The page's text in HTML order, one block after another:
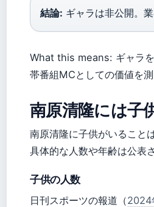
結論: ギャラは非公開。
What this means: ギャラ
帯番組MCとしての価値を
南原清隆には子
南原清隆に子供がいること
具体的な人数や年齢は公表
子供の人数
日刊スポーツの報道（2024